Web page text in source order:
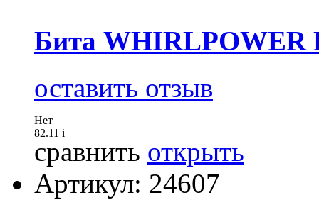
Бита WHIRLPOWER
оставить отзыв
Нет
82.11 i
сравнить открыть
Артикул: 24607